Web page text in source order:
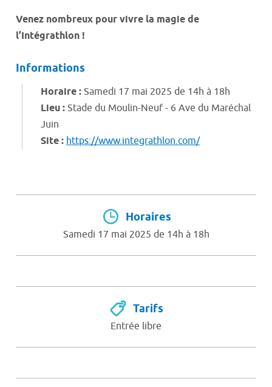
Venez nombreux pour vivre la magie de
l’Intégrathlon !
Informations
Horaire : Samedi 17 mai 2025 de 14h à 18h
Lieu : Stade du Moulin-Neuf - 6 Ave du Maréchal
Juin
Site : https://www.integrathlon.com/
Horaires
Samedi 17 mai 2025 de 14h à 18h
Tarifs
Entrée libre